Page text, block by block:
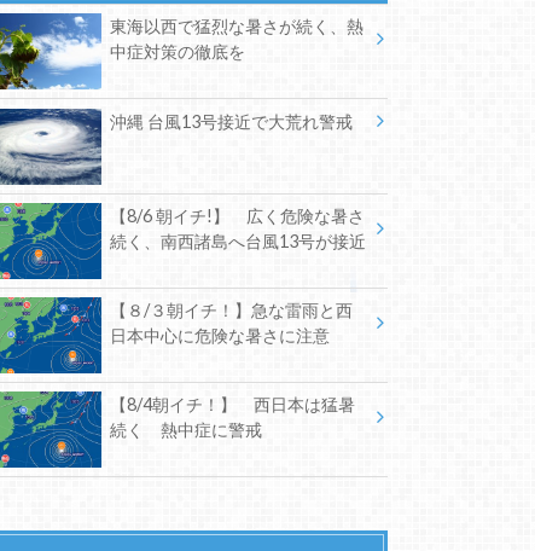
東海以西で猛烈な暑さが続く、熱
中症対策の徹底を
沖縄 台風13号接近で大荒れ警戒
【8/6 朝イチ!】 広く危険な暑さ
続く、南西諸島へ台風13号が接近
【８/３朝イチ！】急な雷雨と西
日本中心に危険な暑さに注意
【8/4朝イチ！】 西日本は猛暑
続く 熱中症に警戒